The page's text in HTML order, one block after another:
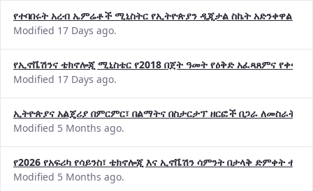
የተባበሩት አረብ ኤምሬቶች ሚኒስትር የኢትዮጵያን ዲጂታል ስኬት አድንቀዋል
Modified 17 Days ago.
የኢኖቬሽንና ቴክኖሎጂ ሚኒስቴር የ2018 በጀት ዓመት የዕቅድ አፈጻጸምና
Modified 17 Days ago.
ኢትዮጵያና አልጄሪያ በምርምር፣ በልማትና በስታርታፕ ዘርፎች በጋራ ለመስራት
Modified 5 Months ago.
የ2026 የአፍሪካ የሳይንስ፣ ቴክኖሎጂ እና ኢኖቬሽን ሳምንት በታላቅ ድምቀት
Modified 5 Months ago.